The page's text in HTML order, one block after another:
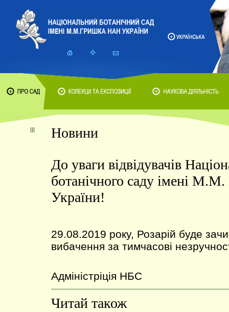
Новини
До уваги відвідувачів
ботанічного саду імені
України!
29.08.2019 року, Розарій буде
вибачення за тимчасові
Адміністріція НБС
Читай також